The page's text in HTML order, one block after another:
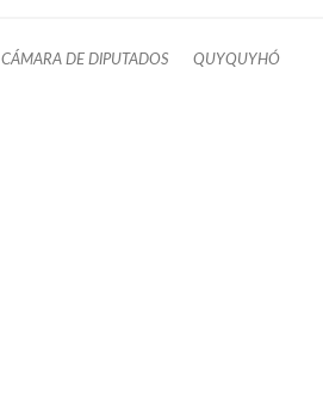
CÁMARA DE DIPUTADOS QUYQUYHÓ